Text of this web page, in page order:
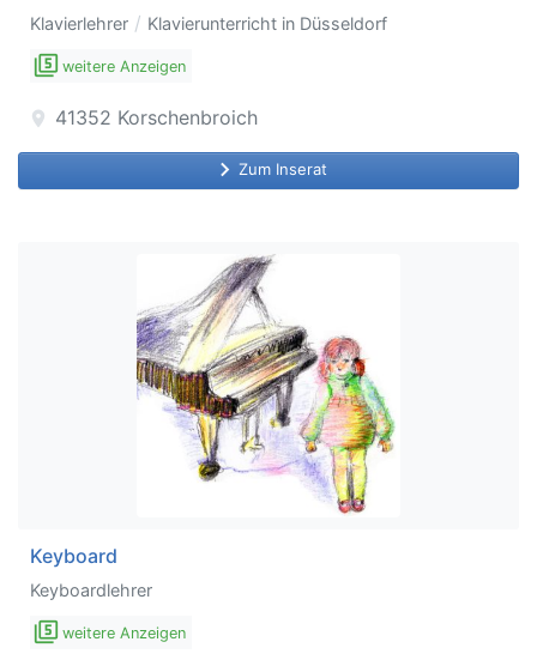
Klavierlehrer / Klavierunterricht in Düsseldorf
filter_5 weitere Anzeigen
location_on 41352 Korschenbroich
keyboard_arrow_right Zum Inserat
Keyboard
Keyboardlehrer
filter_5 weitere Anzeigen